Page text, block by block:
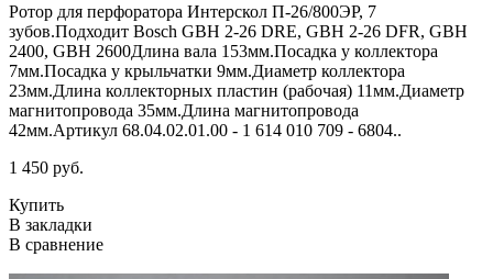
Ротор для перфоратора Интерскол П-26/800ЭР, 7
зубов.Подходит Bosch GBH 2-26 DRE, GBH 2-26 DFR, GBH
2400, GBH 2600Длина вала 153мм.Посадка у коллектора
7мм.Посадка у крыльчатки 9мм.Диаметр коллектора
23мм.Длина коллекторных пластин (рабочая) 11мм.Диаметр
магнитопровода 35мм.Длина магнитопровода
42мм.Артикул 68.04.02.01.00 - 1 614 010 709 - 6804..
1 450 руб.
Купить
В закладки
В сравнение